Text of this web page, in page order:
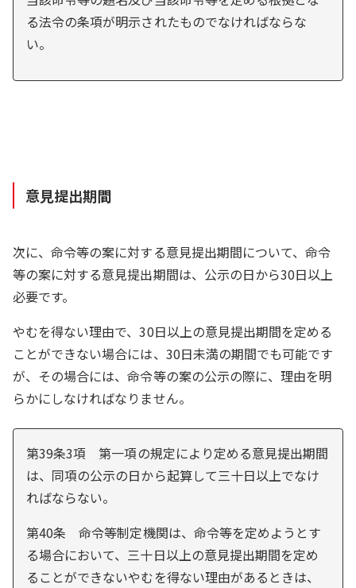
る法令の条項が明示されたものでなければならな
い。
意見提出期間
次に、命令等の案に対する意見提出期間について、命令
等の案に対する意見提出期間は、公示の日から30日以上
必要です。
やむを得ない理由で、30日以上の意見提出期間を定める
ことができない場合には、30日未満の期間でも可能です
が、その場合には、命令等の案の公示の際に、理由を明
らかにしなければなりません。
第39条3項 第一項の規定により定める意見提出期間
は、同項の公示の日から起算して三十日以上でなけ
ればならない。
第40条 命令等制定機関は、命令等を定めようとす
る場合において、三十日以上の意見提出期間を定め
ることができないやむを得ない理由があるときは、